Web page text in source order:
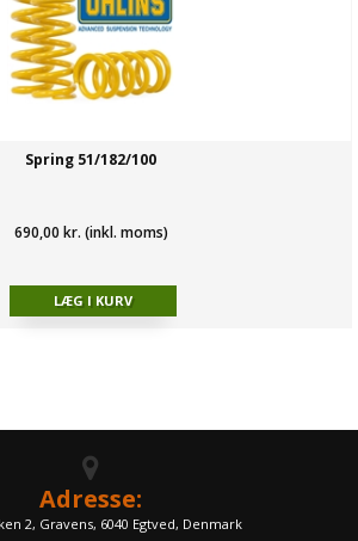
Spring 51/182/100
690,00 kr. (inkl. moms)
Adresse:
2, Gravens, 6040 Egtved, Denmark